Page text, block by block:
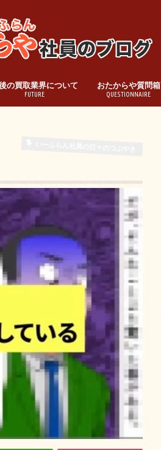
の買取業界について
FUTURE
おたからや質問箱
QUESTIONNAIRE